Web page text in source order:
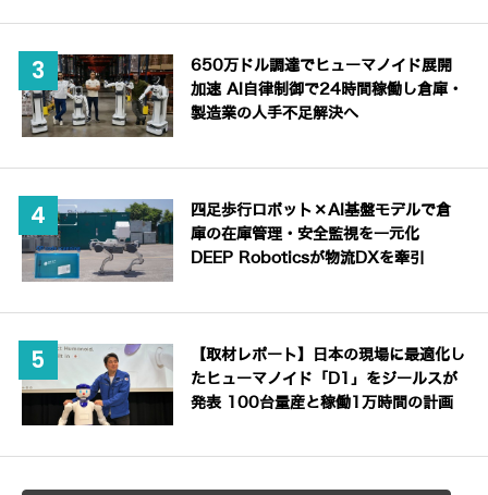
650万ドル調達でヒューマノイド展開
加速 AI自律制御で24時間稼働し倉庫・
製造業の人手不足解決へ
四足歩行ロボット×AI基盤モデルで倉
庫の在庫管理・安全監視を一元化
DEEP Roboticsが物流DXを牽引
【取材レポート】日本の現場に最適化し
たヒューマノイド「D1」をジールスが
発表 100台量産と稼働1万時間の計画